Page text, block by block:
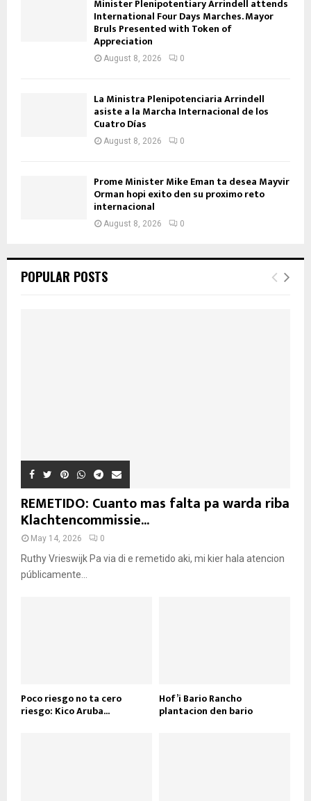
Minister Plenipotentiary Arrindell attends
International Four Days Marches. Mayor
Bruls Presented with Token of
Appreciation
August 8, 2026 0
La Ministra Plenipotenciaria Arrindell
asiste a la Marcha Internacional de los
Cuatro Días
August 8, 2026 0
Prome Minister Mike Eman ta desea Mayvir
Orman hopi exito den su proximo reto
internacional
August 8, 2026 0
POPULAR POSTS
REMETIDO: Cuanto mas falta pa warda riba
Klachtencommissie...
May 14, 2026 0
Ruthy Vrieswijk Pa via di e remetido aki, mi kier hala atencion
públicamente...
Poco riesgo no ta cero
riesgo: Kico Aruba...
Hof’i Bario Rancho
plantacion den bario